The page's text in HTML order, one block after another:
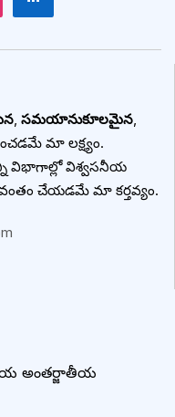
, సమయానుకూలమైన,
మా లక్ష్యం.
విభాగాల్లో విశ్వసనీయ
చేయడమే మా కర్తవ్యం.
అంతర్జాతీయ